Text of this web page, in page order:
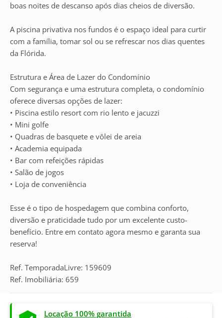
boas noites de descanso após dias cheios de diversão.
A piscina privativa nos fundos é o espaço ideal para curtir
com a família, tomar sol ou se refrescar nos dias quentes
da Flórida.
Estrutura e Área de Lazer do Condomínio
Com segurança e uma estrutura completa, o condomínio
oferece diversas opções de lazer:
• Piscina estilo resort com rio lento e jacuzzi
• Mini golfe
• Quadras de basquete e vôlei de areia
• Academia equipada
• Bar com refeições rápidas
• Salão de jogos
• Loja de conveniência
Esse é o tipo de hospedagem que combina conforto,
diversão e praticidade tudo por um excelente custo-
benefício. Entre em contato agora mesmo e garanta sua
reserva!
Ref. TemporadaLivre: 159609
Ref. Imobiliária: 659
Locação 100% garantida